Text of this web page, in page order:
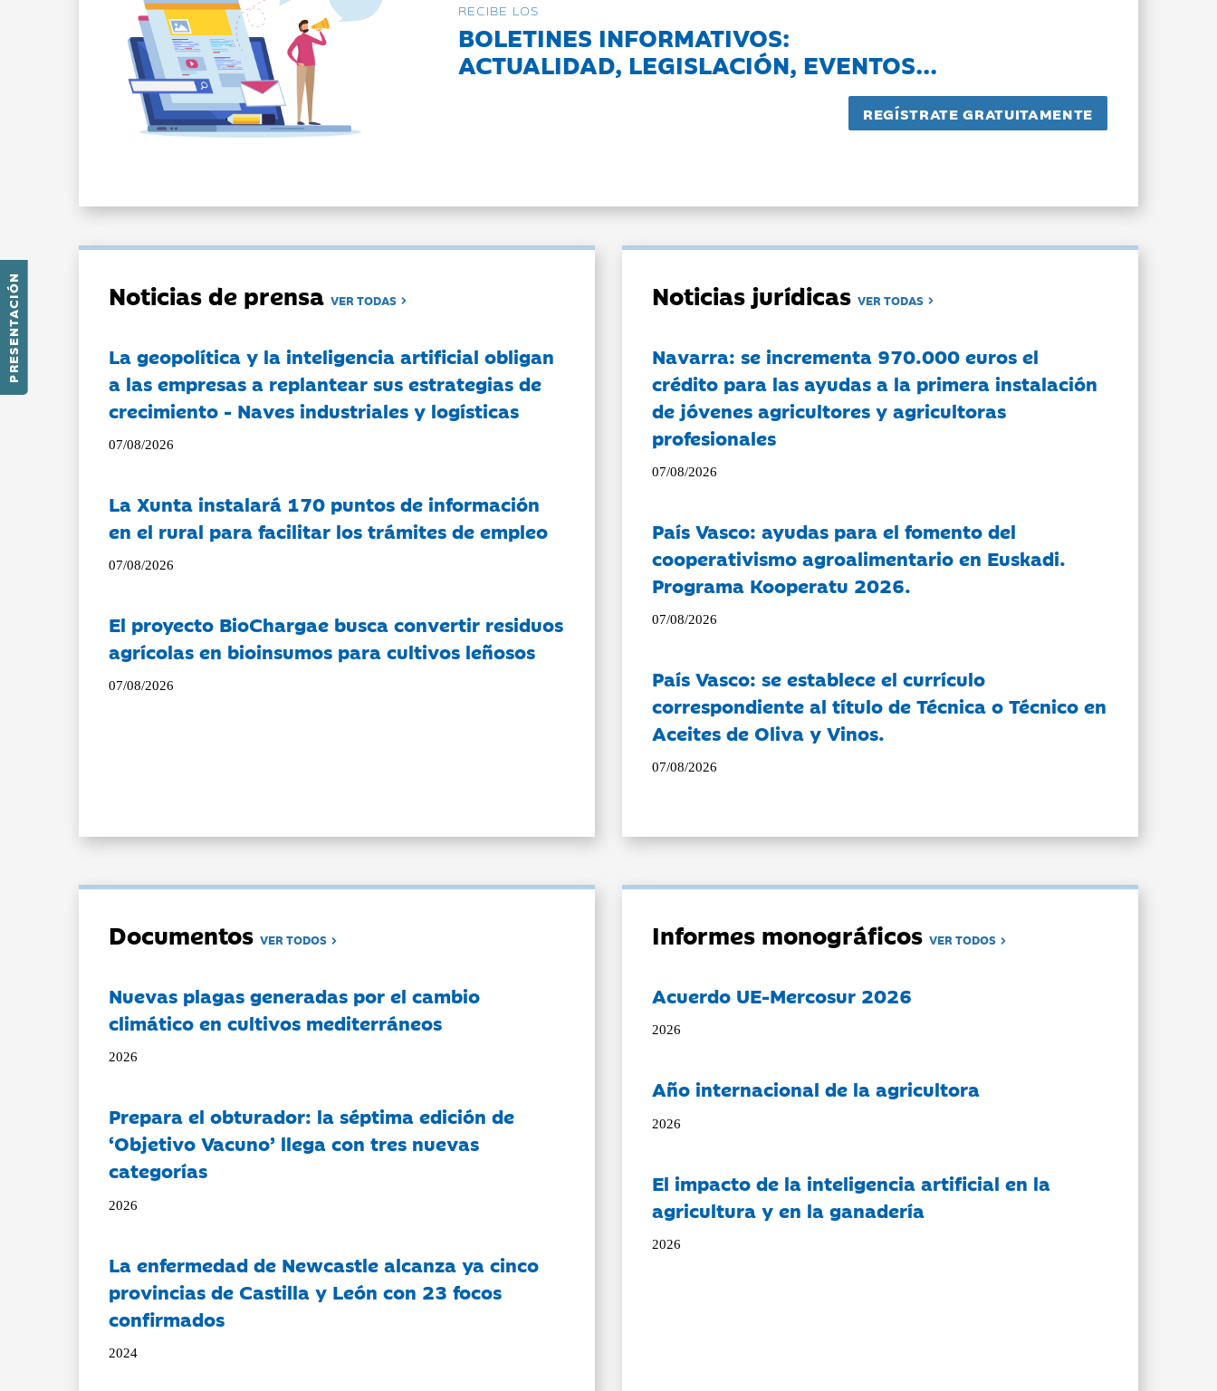
PRESENTACIÓN
RECIBE LOS
BOLETINES INFORMATIVOS:
ACTUALIDAD, LEGISLACIÓN, EVENTOS...
Noticias de prensaVER TODAS
La geopolítica y la inteligencia artificial obligan
a las empresas a replantear sus estrategias de
crecimiento - Naves industriales y logísticas
07/08/2026
La Xunta instalará 170 puntos de información
en el rural para facilitar los trámites de empleo
07/08/2026
El proyecto BioChargae busca convertir residuos
agrícolas en bioinsumos para cultivos leñosos
07/08/2026
Noticias jurídicasVER TODAS
Navarra: se incrementa 970.000 euros el
crédito para las ayudas a la primera instalación
de jóvenes agricultores y agricultoras
profesionales
07/08/2026
País Vasco: ayudas para el fomento del
cooperativismo agroalimentario en Euskadi.
Programa Kooperatu 2026.
07/08/2026
País Vasco: se establece el currículo
correspondiente al título de Técnica o Técnico en
Aceites de Oliva y Vinos.
07/08/2026
DocumentosVER TODOS
Nuevas plagas generadas por el cambio
climático en cultivos mediterráneos
2026
Prepara el obturador: la séptima edición de
‘Objetivo Vacuno’ llega con tres nuevas
categorías
2026
La enfermedad de Newcastle alcanza ya cinco
provincias de Castilla y León con 23 focos
confirmados
2024
Informes monográficosVER TODOS
Acuerdo UE-Mercosur 2026
2026
Año internacional de la agricultora
2026
El impacto de la inteligencia artificial en la
agricultura y en la ganadería
2026